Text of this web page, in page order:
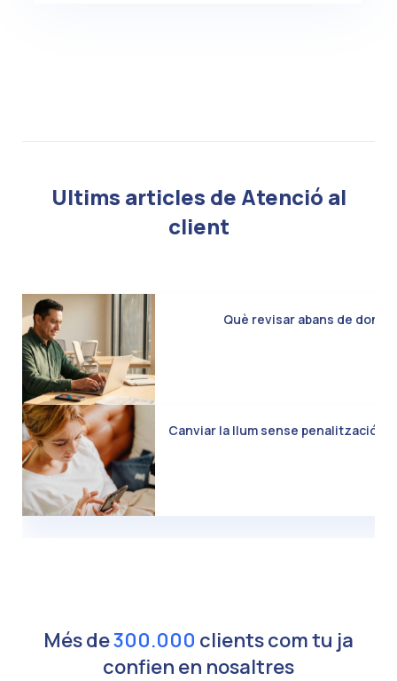
Ultims articles de Atenció al
client
Què revisar abans de
Canviar la llum sense penalització:
Més de300.000 clients com tu ja
confien en nosaltres